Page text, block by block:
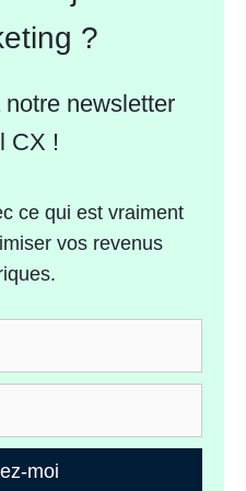
?
newsletter
CX !
ce qui est vraiment
vos revenus
moi